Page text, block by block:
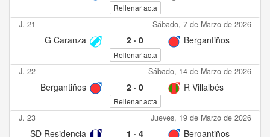
Rellenar acta
J. 21 Sábado, 7 de Marzo de 2026
G Caranza 2· 0 Bergantiños
Rellenar acta
J. 22 Sábado, 14 de Marzo de 2026
Bergantiños 2· 0 R Villalbés
Rellenar acta
J. 23 Jueves, 19 de Marzo de 2026
SD Residencia 1 · 4 Bergantiños